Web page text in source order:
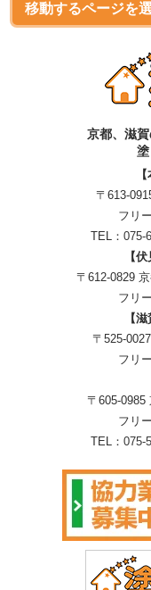
京都、滋賀
〒613-
フリ
TEL： 075-
【
〒612-0829
フリ
【
〒525-
フリ
〒605-0985
フリ
TEL： 075-